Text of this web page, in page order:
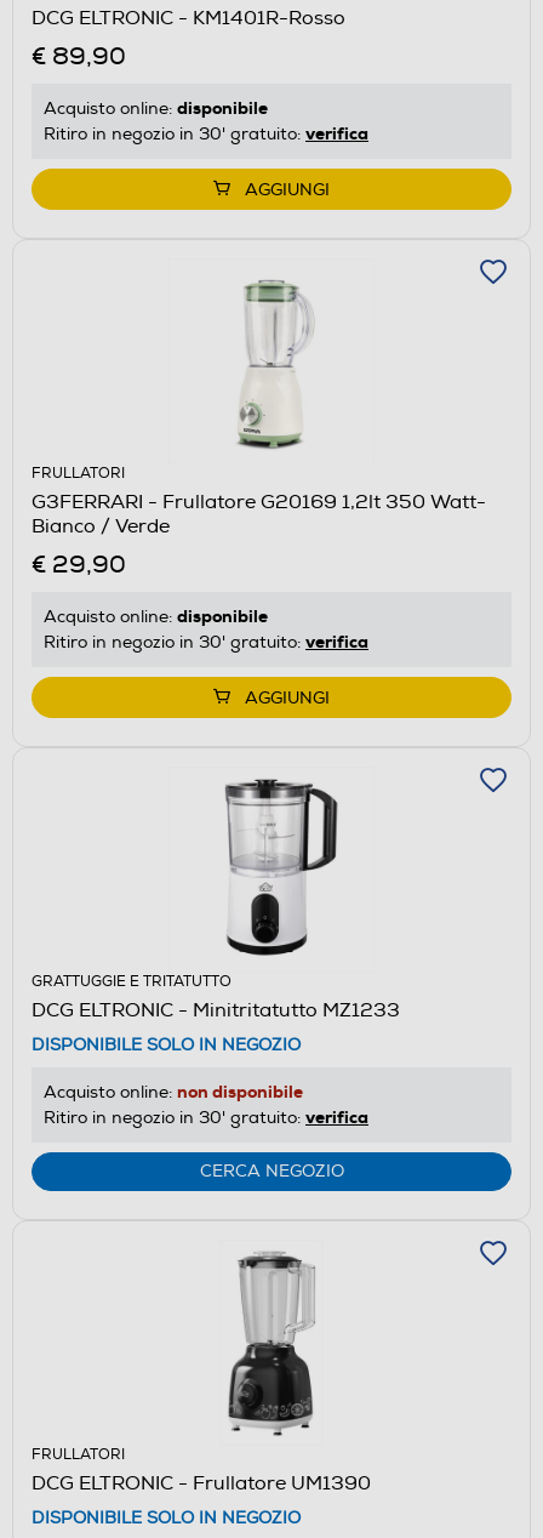
DCG ELTRONIC - KM1401R-Rosso
€ 89,90
Acquisto online: disponibile
Ritiro in negozio in 30' gratuito: verifica
AGGIUNGI
FRULLATORI
G3FERRARI - Frullatore G20169 1,2lt 350 Watt-
Bianco / Verde
€ 29,90
Acquisto online: disponibile
Ritiro in negozio in 30' gratuito: verifica
AGGIUNGI
GRATTUGGIE E TRITATUTTO
DCG ELTRONIC - Minitritatutto MZ1233
DISPONIBILE SOLO IN NEGOZIO
Acquisto online: non disponibile
Ritiro in negozio in 30' gratuito: verifica
CERCA NEGOZIO
FRULLATORI
DCG ELTRONIC - Frullatore UM1390
DISPONIBILE SOLO IN NEGOZIO